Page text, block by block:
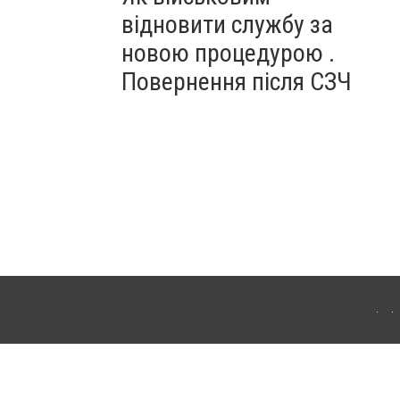
відновити службу за
новою процедурою .
Повернення після СЗЧ